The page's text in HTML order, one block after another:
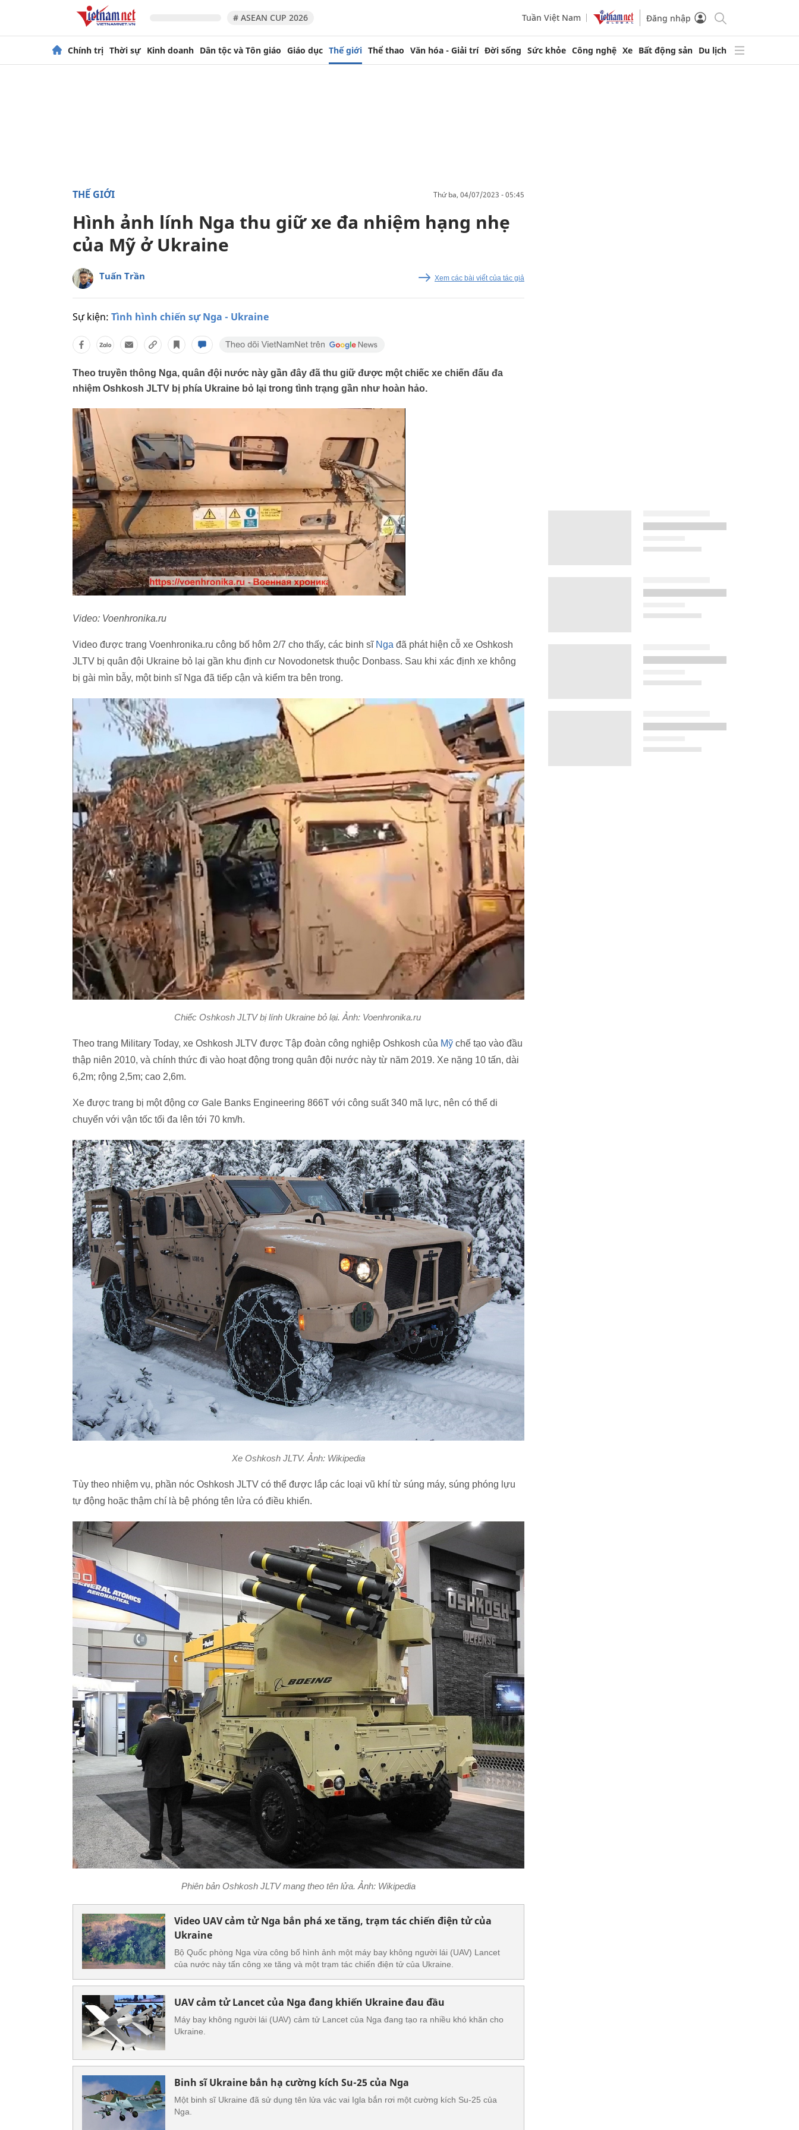
# ASEAN CUP 2026 Tuần Việt Nam Đăng nhập
Chính trị Thời sự Kinh doanh Dân tộc và Tôn giáo Giáo dục Thế giới Thể thao Văn hóa - Giải trí Đời sống Sức khỏe Công nghệ Xe Bất động sản Du lịch
THẾ GIỚI thứ ba, 04/07/2023 - 05:45
Hình ảnh lính Nga thu giữ xe đa nhiệm hạng nhẹ
của Mỹ ở Ukraine
Tuấn Trần Xem các bài viết của tác giả
Sự kiện: Tình hình chiến sự Nga - Ukraine
Theo truyền thông Nga, quân đội nước này gần đây đã thu giữ được một chiếc xe chiến đấu đa
nhiệm Oshkosh JLTV bị phía Ukraine bỏ lại trong tình trạng gần như hoàn hảo.
Video: Voenhronika.ru
Video được trang Voenhronika.ru công bố hôm 2/7 cho thấy, các binh sĩ Nga đã phát hiện cỗ xe Oshkosh
JLTV bị quân đội Ukraine bỏ lại gần khu định cư Novodonetsk thuộc Donbass. Sau khi xác định xe không
bị gài mìn bẫy, một binh sĩ Nga đã tiếp cận và kiểm tra bên trong.
Chiếc Oshkosh JLTV bị lính Ukraine bỏ lại. Ảnh: Voenhronika.ru
Theo trang Military Today, xe Oshkosh JLTV được Tập đoàn công nghiệp Oshkosh của Mỹ chế tạo vào đầu
thập niên 2010, và chính thức đi vào hoạt động trong quân đội nước này từ năm 2019. Xe nặng 10 tấn, dài
6,2m; rộng 2,5m; cao 2,6m.
Xe được trang bị một động cơ Gale Banks Engineering 866T với công suất 340 mã lực, nên có thể di
chuyển với vận tốc tối đa lên tới 70 km/h.
Xe Oshkosh JLTV. Ảnh: Wikipedia
Tùy theo nhiệm vụ, phần nóc Oshkosh JLTV có thể được lắp các loại vũ khí từ súng máy, súng phóng lựu
tự động hoặc thậm chí là bệ phóng tên lửa có điều khiển.
Phiên bản Oshkosh JLTV mang theo tên lửa. Ảnh: Wikipedia
Video UAV cảm tử Nga bắn phá xe tăng, trạm tác chiến điện tử của
Ukraine
Bộ Quốc phòng Nga vừa công bố hình ảnh một máy bay không người lái (UAV) Lancet
của nước này tấn công xe tăng và một trạm tác chiến điện tử của Ukraine.
UAV cảm tử Lancet của Nga đang khiến Ukraine đau đầu
Máy bay không người lái (UAV) cảm tử Lancet của Nga đang tạo ra nhiều khó khăn cho
Ukraine.
Binh sĩ Ukraine bắn hạ cường kích Su-25 của Nga
Một binh sĩ Ukraine đã sử dụng tên lửa vác vai Igla bắn rơi một cường kích Su-25 của
Nga.